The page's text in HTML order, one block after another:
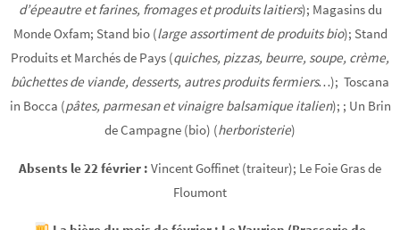
d’épeautre et farines, fromages et produits laitiers); Magasins du
Monde Oxfam; Stand bio (large assortiment de produits bio); Stand
Produits et Marchés de Pays (quiches, pizzas, beurre, soupe, crème,
bûchettes de viande, desserts, autres produits fermiers…); Toscana
in Bocca (pâtes, parmesan et vinaigre balsamique italien); ; Un Brin
de Campagne (bio) (herboristerie)
Absents le 22 février : Vincent Goffinet (traiteur); Le Foie Gras de
Floumont